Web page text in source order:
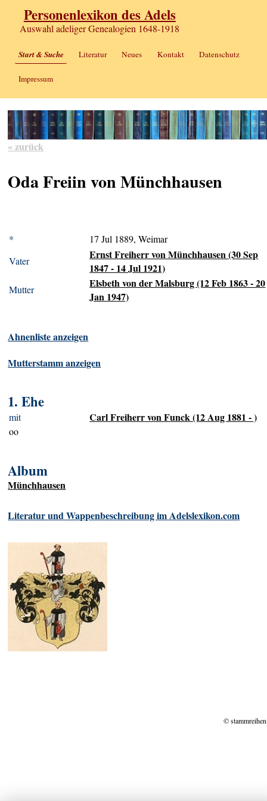
Personenlexikon des Adels
Auswahl adeliger Genealogien 1648-1918
Start & Suche Literatur Neues Kontakt Datenschutz
Impressum
« zurück
Oda Freiin von Münchhausen
*
17 Jul 1889, Weimar
Vater
Ernst Freiherr von Münchhausen (30 Sep
1847 - 14 Jul 1921)
Mutter
Elsbeth von der Malsburg (12 Feb 1863 - 20
Jan 1947)
Ahnenliste anzeigen
Mutterstamm anzeigen
1. Ehe
mit Carl Freiherr von Funck (12 Aug 1881 - )
oo
Album
Münchhausen
Literatur und Wappenbeschreibung im Adelslexikon.com
©